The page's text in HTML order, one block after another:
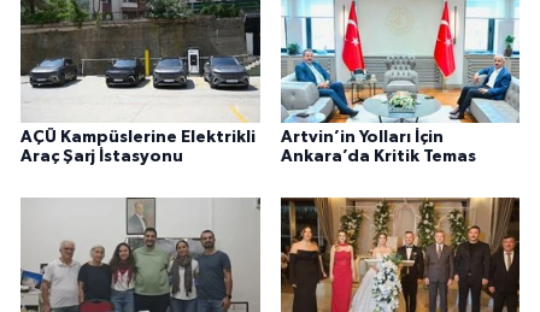
AÇÜ Kampüslerine Elektrikli
Araç Şarj İstasyonu
Artvin’in Yolları İçin
Ankara’da Kritik Temas